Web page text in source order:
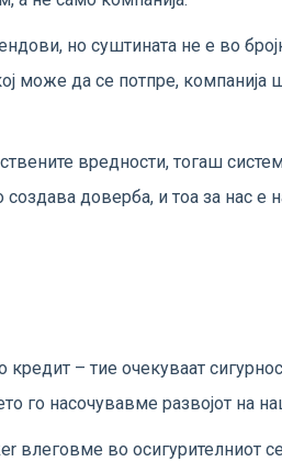
но суштината не е во
може да се потпре, компанија
вредности, тогаш
доверба, и тоа за нас е
– тие очекуваат
го насочувавме развојот на
влеговме во осигурителниот